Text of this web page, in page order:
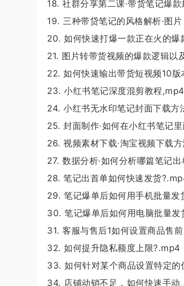
18. 社群分享第二课·带货笔记爆
19. 三种带贷笔记的风格解析·图
20. 如何快速打爆一款正在火的爆
21. 图片转带货视频的爆款逻辑以
22. 如何快速输出带货短视频10版
23. 小红书笔记深度混剪教程,mp4
24. 小红书无水印笔记封面下载方
25. 封面制作·如何在小红书笔记
26. 视频素材下载·淘宝视频下载
27. 数据分析·如何分析哪篇笔记
28. 笔记出首单如何快速发货
29. 笔记爆单后如何用手机批量发
30. 笔记爆单后如何用电脑批量发
31. 客服与售后1如何设置商品售
32. 如何提升隐私额度上限?.mp4
33. 如何针对某个商品设置特定的
34. 店铺动销不足，如何快速手动